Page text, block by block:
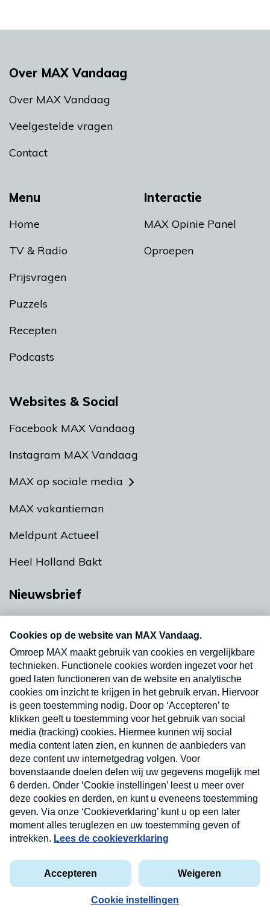
Menu
Home
TV & Radio
Prijsvragen
Puzzels
Recepten
Podcasts
Interactie
MAX Opinie Panel
Oproepen
Over MAX Vandaag
Over MAX Vandaag
Veelgestelde vragen
Contact
Websites & Social
Facebook MAX Vandaag
Instagram MAX Vandaag
MAX op sociale media
MAX vakantieman
Meldpunt Actueel
Heel Holland Bakt
Nieuwsbrief
nieuwsbrief. Elke vrijdag- en dinsdagochtend in
uw mailbox.
Verzend
Privacyverklaring
Cookieverklaring
Kwetsbaarheid melden
Copyright © 2026 MAX Vandaag - Omroep MAX
Nieuwsbrief
Neem hier een gratis abonnement op onze
nieuwsbrief. Elke vrijdag- en dinsdagochtend in uw